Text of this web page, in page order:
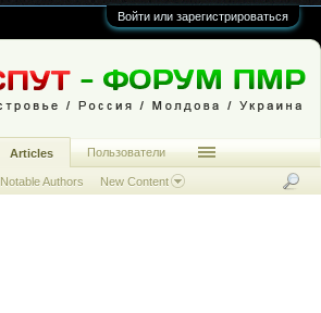
Войти или зарегистрироваться
Articles
Notable Authors New Content
Пользователи